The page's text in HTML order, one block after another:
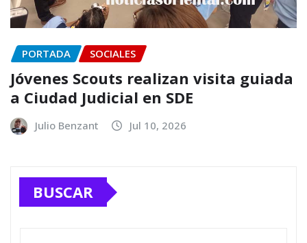
PORTADA SOCIALES
Jóvenes Scouts realizan visita guiada
a Ciudad Judicial en SDE
Julio Benzant Jul 10, 2026
BUSCAR